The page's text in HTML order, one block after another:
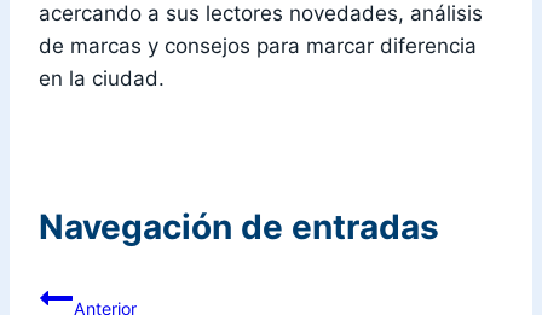
acercando a sus lectores novedades, análisis
de marcas y consejos para marcar diferencia
en la ciudad.
Navegación de entradas
Anterior